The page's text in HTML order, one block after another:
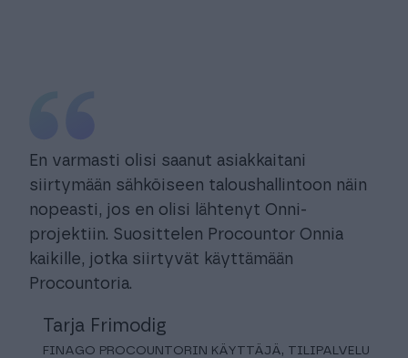
En varmasti olisi saanut asiakkaitani
siirtymään sähköiseen taloushallintoon näin
nopeasti, jos en olisi lähtenyt Onni-
projektiin. Suosittelen Procountor Onnia
kaikille, jotka siirtyvät käyttämään
Procountoria.
Tarja Frimodig
FINAGO PROCOUNTORIN KÄYTTÄJÄ, TILIPALVELU